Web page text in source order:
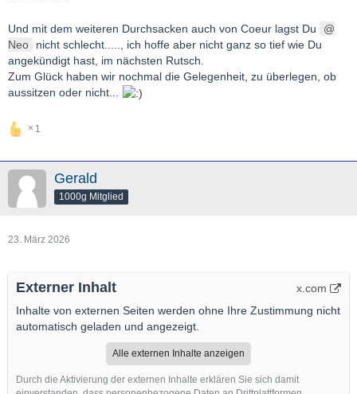
Und mit dem weiteren Durchsacken auch von Coeur lagst Du
Neo
nicht schlecht....., ich hoffe aber nicht ganz so tief wie Du
angekündigt hast, im nächsten Rutsch.
Zum Glück haben wir nochmal die Gelegenheit, zu überlegen, ob
aussitzen oder nicht...
1
Gerald
1000g Mitglied
23. März 2026
Externer Inhalt
x.com
Inhalte von externen Seiten werden ohne Ihre Zustimmung nicht
automatisch geladen und angezeigt.
Alle externen Inhalte anzeigen
Durch die Aktivierung der externen Inhalte erklären Sie sich damit